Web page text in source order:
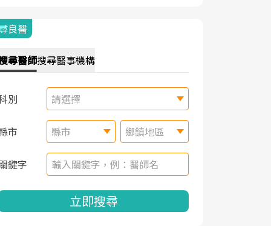
良醫
尋醫師搜尋醫事機構
別 請選擇
市 縣市 鄉鎮地區
鍵字
立即搜尋